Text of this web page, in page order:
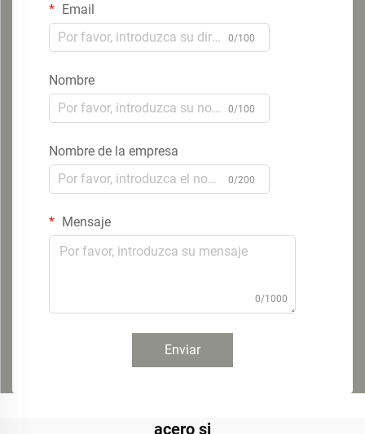
Email
0/100
Nombre
0/100
Nombre de la empresa
0/200
Mensaje
0/1000
Enviar
acero si